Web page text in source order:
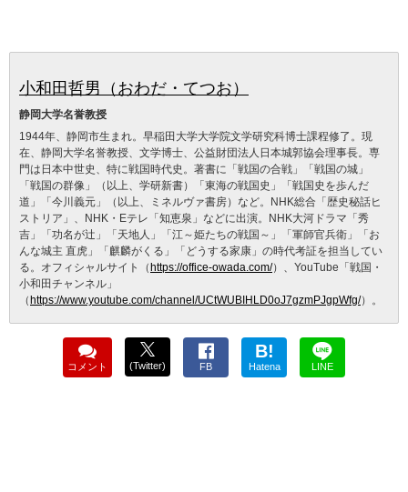
小和田哲男（おわだ・てつお）
静岡大学名誉教授
1944年、静岡市生まれ。早稲田大学大学院文学研究科博士課程修了。現
在、静岡大学名誉教授、文学博士、公益財団法人日本城郭協会理事長。専
門は日本中世史、特に戦国時代史。著書に「戦国の合戦」「戦国の城」
「戦国の群像」（以上、学研新書）「東海の戦国史」「戦国史を歩んだ
道」「今川義元」（以上、ミネルヴァ書房）など。NHK総合「歴史秘話ヒ
ストリア」、NHK・Eテレ「知恵泉」などに出演。NHK大河ドラマ「秀
吉」「功名が辻」「天地人」「江～姫たちの戦国～」「軍師官兵衛」「お
んな城主 直虎」「麒麟がくる」「どうする家康」の時代考証を担当してい
る。オフィシャルサイト（ https://office-owada.com/）、YouTube「戦国・
小和田チャンネル」
（ https://www.youtube.com/channel/UCtWUBIHLD0oJ7gzmPJgpWfg/）。
コメント (Twitter) FB
B!
Hatena LINE